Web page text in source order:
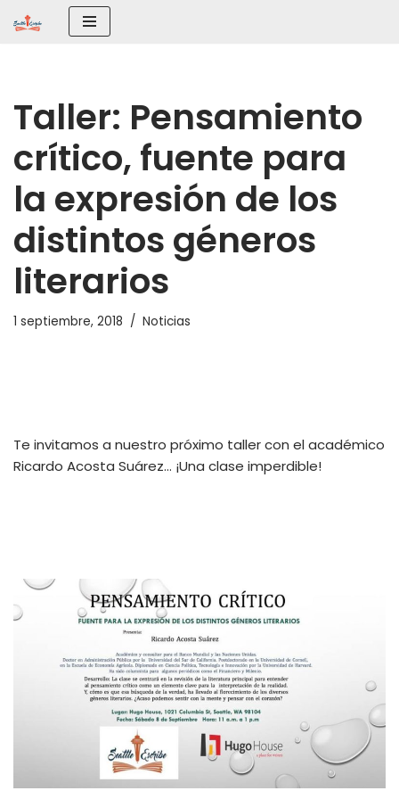
Taller: Pensamiento
crítico, fuente para
la expresión de los
distintos géneros
literarios
1 septiembre, 2018 Noticias
Te invitamos a nuestro próximo taller con el académico
Ricardo Acosta Suárez… ¡Una clase imperdible!